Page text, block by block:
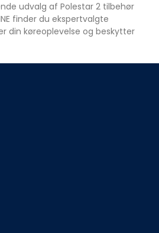
udvalg af Polestar 2 tilbehør
finder du ekspertvalgte
din køreoplevelse og beskytter